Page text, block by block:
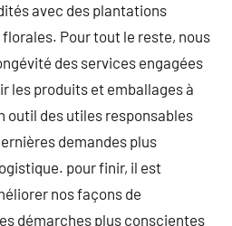
avec des plantations
Pour tout le reste, nous
des services engagées
les produits et emballages à
outil des utiles responsables
demandes plus
pour finir, il est
nos façons de
démarches plus conscientes